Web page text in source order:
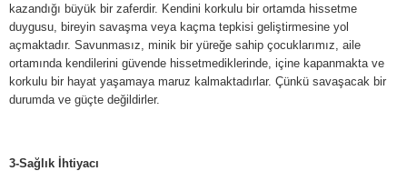
kazandığı büyük bir zaferdir. Kendini korkulu bir ortamda hissetme
duygusu, bireyin savaşma veya kaçma tepkisi geliştirmesine yol
açmaktadır. Savunmasız, minik bir yüreğe sahip çocuklarımız, aile
ortamında kendilerini güvende hissetmediklerinde, içine kapanmakta ve
korkulu bir hayat yaşamaya maruz kalmaktadırlar. Çünkü savaşacak bir
durumda ve güçte değildirler.
3-Sağlık İhtiyacı